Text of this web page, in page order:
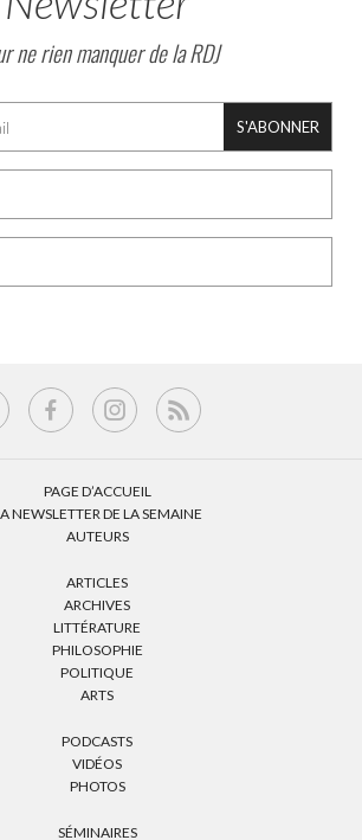
ne rien manquer de la RDJ
S'ABONNER
PAGE D’ACCUEIL
NEWSLETTER DE LA SEMAINE
AUTEURS
ARTICLES
ARCHIVES
LITTÉRATURE
PHILOSOPHIE
POLITIQUE
ARTS
PODCASTS
VIDÉOS
PHOTOS
SÉMINAIRES